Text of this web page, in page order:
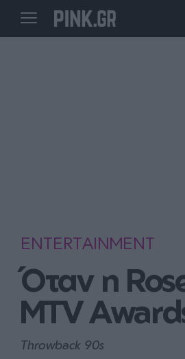
ENTERTAINMENT
Όταν η
MTV
Throwback 90s